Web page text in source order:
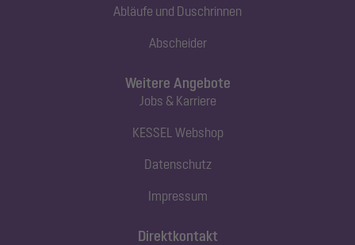
Abläufe und Duschrinnen
Abscheider
Direktkontakt
Weitere Angebote
Jobs & Karriere
KESSEL Webshop
Datenschutz
Impressum